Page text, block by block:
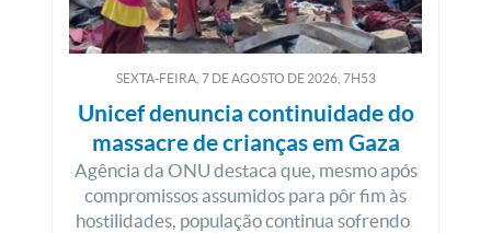
SEXTA-FEIRA, 7DEAGOSTO DE2026, 7H53
Unicef denuncia continuidade do
massacre de crianças em Gaza
Agência da ONU destaca que, mesmo após
compromissos assumidos para pôr fim às
hostilidades, população continua sofrendo